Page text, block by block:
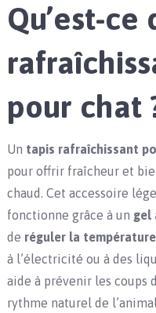
Qu’est-ce
pour chat
Un tapis rafraîchissant
pour offrir fraîcheur et
chaud. Cet accessoire
fonctionne grâce à un gel
de réguler la
à l’électricité ou à des
aide à prévenir les coups
rythme naturel de